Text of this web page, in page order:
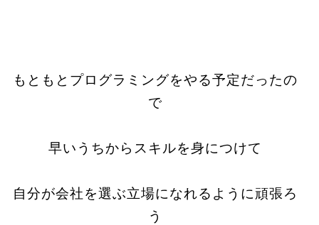
もともとプログラミングをやる予定だったの
で
早いうちからスキルを身につけて
自分が会社を選ぶ立場になれるように頑張ろ
う